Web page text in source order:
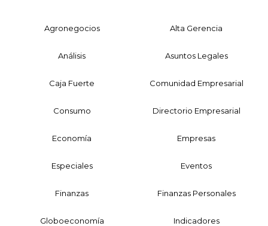
Agronegocios Alta Gerencia
Análisis Asuntos Legales
Caja Fuerte Comunidad Empresarial
Consumo Directorio Empresarial
Economía Empresas
Especiales Eventos
Finanzas Finanzas Personales
Globoeconomía Indicadores